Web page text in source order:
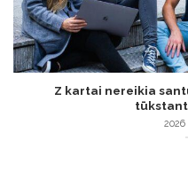
Z kartai nereikia
2026